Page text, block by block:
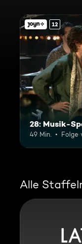
12
28: Musik-
49 Min. Folge
Alle